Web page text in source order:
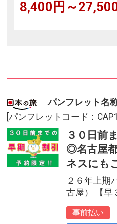
8,400円～
パンフレット名
[パンフレットコード：
３０日前
◎名古屋
ネスにも
２６年上期
古屋） 【早
事前払い